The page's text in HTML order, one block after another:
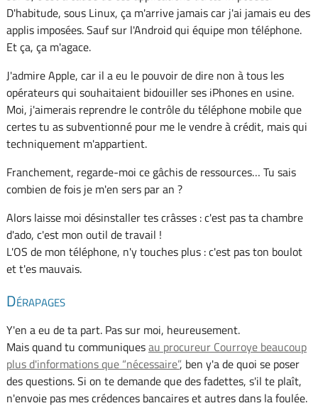
D'habitude, sous Linux, ça m'arrive jamais car j'ai jamais eu des
applis imposées. Sauf sur l'Android qui équipe mon téléphone.
Et ça, ça m'agace.
J'admire Apple, car il a eu le pouvoir de dire non à tous les
opérateurs qui souhaitaient bidouiller ses iPhones en usine.
Moi, j'aimerais reprendre le contrôle du téléphone mobile que
certes tu as subventionné pour me le vendre à crédit, mais qui
techniquement m'appartient.
Franchement, regarde-moi ce gâchis de ressources… Tu sais
combien de fois je m'en sers par an ?
Alors laisse moi désinstaller tes crâsses : c'est pas ta chambre
d'ado, c'est mon outil de travail !
L'OS de mon téléphone, n'y touches plus : c'est pas ton boulot
et t'es mauvais.
Dérapages
Y'en a eu de ta part. Pas sur moi, heureusement.
Mais quand tu communiquesau procureur Courroye beaucoup
plus d'informations que “nécessaire”, ben y'a de quoi se poser
des questions. Si on te demande que des fadettes, s'il te plaît,
n'envoie pas mes crédences bancaires et autres dans la foulée.